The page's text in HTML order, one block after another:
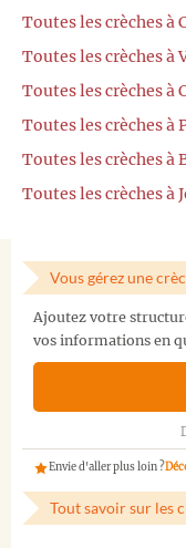
Toutes les crèches
Toutes les crèches
Toutes les crèches à
Toutes les crèches à
Toutes les crèches à
Toutes les crèches à
Vous gérez une
Ajoutez votre
vos informations en
Envie d'aller plus loin ?
Tout savoir sur les